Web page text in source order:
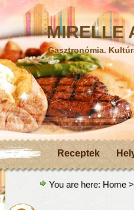
MIRELLE
Gasztronómia.
Receptek
You are here: Home